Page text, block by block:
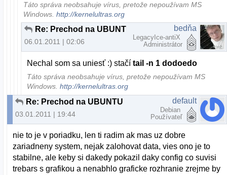
Táto správa neobsahuje vírus, pretože nepoužívam MS
Windows.http://kernelultras.org
Re: Prechod na UBUNTU
06.01.2011 | 02:06
bedňa
LegacyIce-antiX
Administrátor
Nechal som sa uniesť :) stačítail -n 1 dodoedo
Táto správa neobsahuje vírus, pretože nepoužívam MS
Windows.http://kernelultras.org
Re: Prechod na UBUNTU
03.01.2011 | 19:44
default
Debian
Používateľ
nie to je v poriadku, len ti radim ak mas uz dobre
zariadneny system, nejak zalohovat data, vies ono je to
stabilne, ale keby si dakedy pokazil daky config co suvisi
trebars s grafikou a nenabhlo graficke rozhranie zrejme by